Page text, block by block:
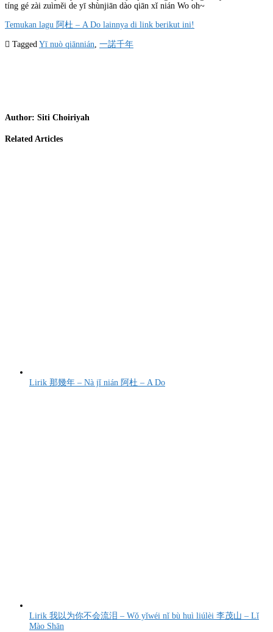
tíng gé zài zuìměi de yī shùnjiān dào qiān xǐ nián Wo oh~
Temukan lagu 阿杜 – A Do lainnya di link berikut ini!
Tagged Yī nuò qiānnián, 一諾千年
Author: Siti Choiriyah
Related Articles
Lirik 那幾年 – Nà jǐ nián 阿杜 – A Do
Lirik 我以为你不会流泪 – Wǒ yǐwéi nǐ bù huì liúlèi 李茂山 – Lǐ
Mào Shān